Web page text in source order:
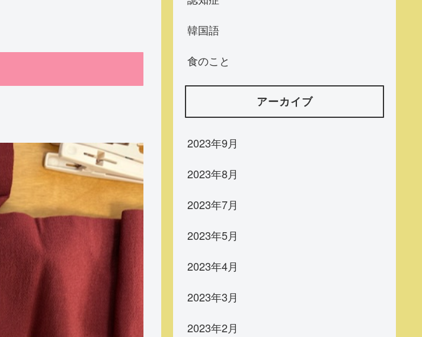
韓国語
食のこと
アーカイブ
2023年9月
2023年8月
2023年7月
2023年5月
2023年4月
2023年3月
2023年2月